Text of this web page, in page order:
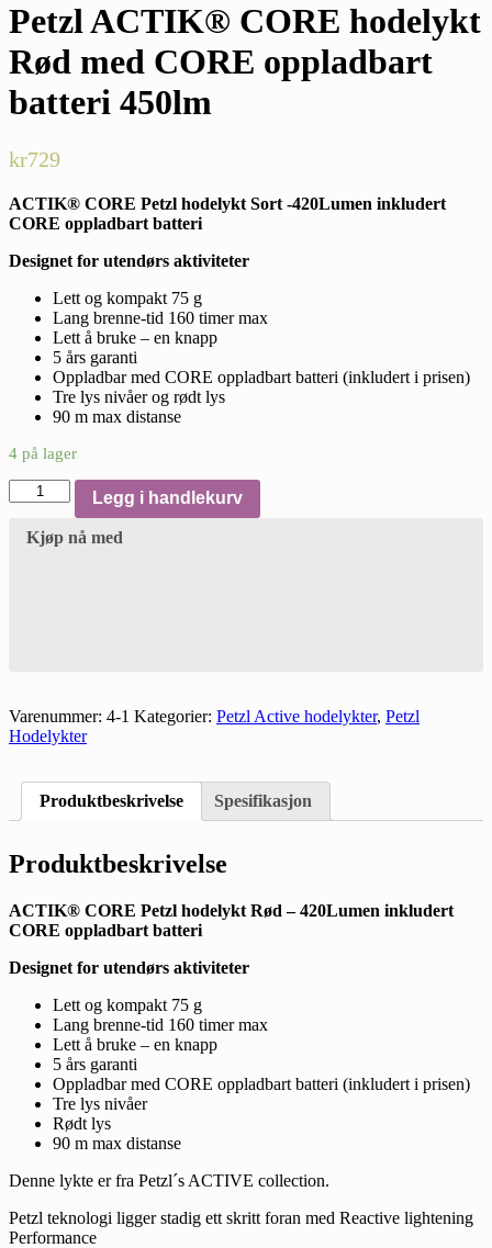
Petzl ACTIK® CORE hodelykt
Rød med CORE oppladbart
batteri 450lm
kr729
ACTIK® CORE Petzl hodelykt Sort -420Lumen inkludert
CORE oppladbart batteri
Designet for utendørs aktiviteter
Lett og kompakt 75 g
Lang brenne-tid 160 timer max
Lett å bruke – en knapp
5 års garanti
Oppladbar med CORE oppladbart batteri (inkludert i prisen)
Tre lys nivåer og rødt lys
90 m max distanse
4 på lager
Petzl
ACTIK®
CORE
hodelykt
Legg i handlekurv
Kjøp nå med
Varenummer: 4-1 Kategorier: Petzl Active hodelykter, Petzl
Hodelykter
Produktbeskrivelse Spesifikasjon
Produktbeskrivelse
ACTIK® CORE Petzl hodelykt Rød – 420Lumen inkludert
CORE oppladbart batteri
Designet for utendørs aktiviteter
Lett og kompakt 75 g
Lang brenne-tid 160 timer max
Lett å bruke – en knapp
5 års garanti
Oppladbar med CORE oppladbart batteri (inkludert i prisen)
Tre lys nivåer
Rødt lys
90 m max distanse
Denne lykte er fra Petzl´s ACTIVE collection.
Petzl teknologi ligger stadig ett skritt foran med Reactive lightening
Performance